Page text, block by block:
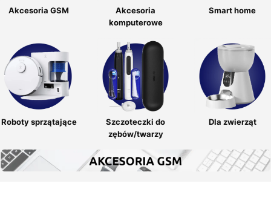
Akcesoria GSM
Akcesoria
komputerowe
Smart home
Roboty sprzątające
Szczoteczki do
zębów/twarzy
Dla zwierząt